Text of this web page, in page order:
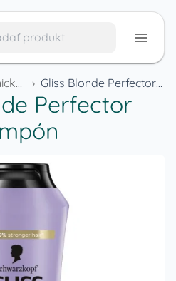
Kozmetika a hygienické potreby › Gliss Blonde Perfector šampón
Perfector